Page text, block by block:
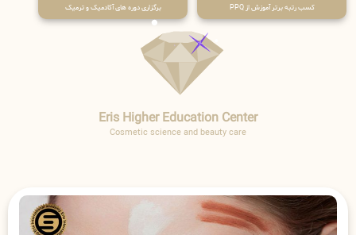
کسب رتبه برتر آموزش از PPQ برگزاری دوره های آکادمیک و ترمیک
Eris Higher Education Center
Cosmetic science and beauty care